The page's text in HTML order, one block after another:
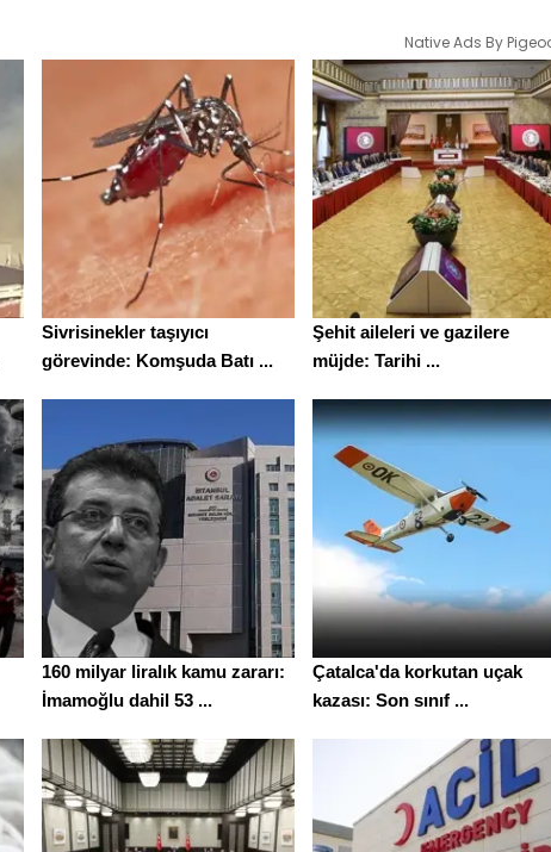
Native Ads By
Sivrisinekler taşıyıcı
görevinde: Komşuda Batı ...
Şehit aileleri ve gazilere
müjde: Tarihi ...
160 milyar liralık kamu zararı:
İmamoğlu dahil 53 ...
Çatalca'da korkutan uçak
kazası: Son sınıf ...